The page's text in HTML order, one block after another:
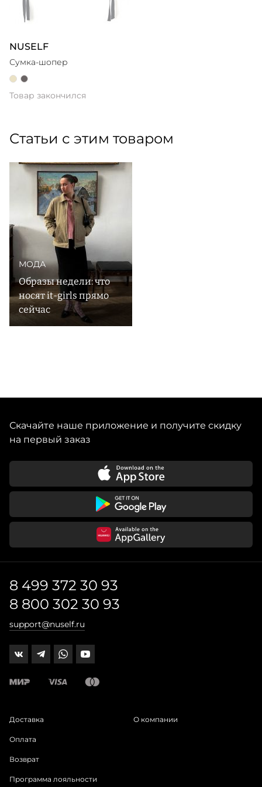
NUSELF
Сумка-шопер
Товар закончился
Статьи с этим товаром
МОДА
Образы недели: что
носят it-girls прямо
сейчас
Скачайте наше приложение и получите скидку
на первый заказ
8 499 372 30 93
8 800 302 30 93
support@nuself.ru
Доставка
Оплата
Возврат
Программа лояльности
О компании